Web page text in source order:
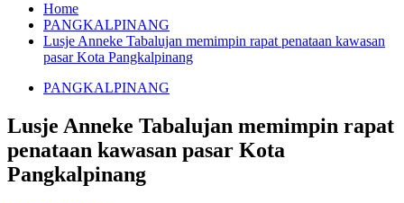
Home
PANGKALPINANG
Lusje Anneke Tabalujan memimpin rapat penataan kawasan
pasar Kota Pangkalpinang
PANGKALPINANG
Lusje Anneke Tabalujan memimpin rapat
penataan kawasan pasar Kota
Pangkalpinang